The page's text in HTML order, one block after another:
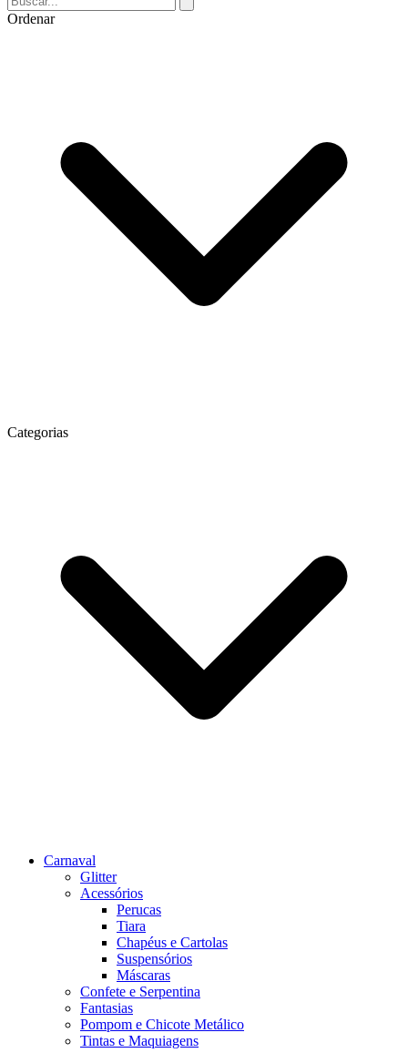
Ordenar
Categorias
Carnaval
Glitter
Acessórios
Perucas
Tiara
Chapéus e Cartolas
Suspensórios
Máscaras
Confete e Serpentina
Fantasias
Pompom e Chicote Metálico
Tintas e Maquiagens